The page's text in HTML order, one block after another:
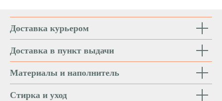
Доставка курьером
Доставка в пункт выдачи
Материалы и наполнитель
Стирка и уход